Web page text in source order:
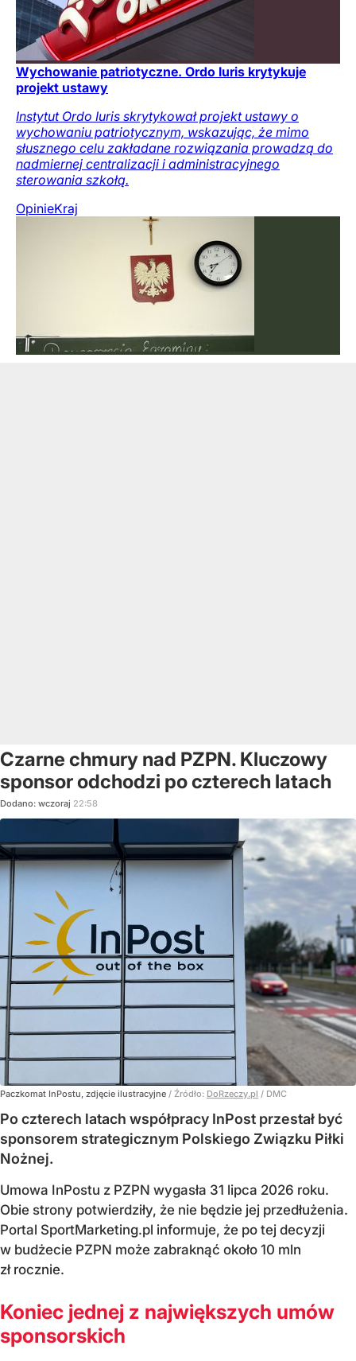
Wychowanie patriotyczne. Ordo Iuris krytykuje
projekt ustawy
Instytut Ordo Iuris skrytykował projekt ustawy o
wychowaniu patriotycznym, wskazując, że mimo
słusznego celu zakładane rozwiązania prowadzą do
nadmiernej centralizacji i administracyjnego
sterowania szkołą.
OpinieKraj
Czarne chmury nad PZPN. Kluczowy
sponsor odchodzi po czterech latach
Dodano: wczoraj 22:58
Paczkomat InPostu, zdjęcie ilustracyjne / Źródło: DoRzeczy.pl / DMC
Po czterech latach współpracy InPost przestał być
sponsorem strategicznym Polskiego Związku Piłki
Nożnej.
Umowa InPostu z PZPN wygasła 31 lipca 2026 roku.
Obie strony potwierdziły, że nie będzie jej przedłużenia.
Portal SportMarketing.pl informuje, że po tej decyzji
w budżecie PZPN może zabraknąć około 10 mln
zł rocznie.
Koniec jednej z największych umów
sponsorskich